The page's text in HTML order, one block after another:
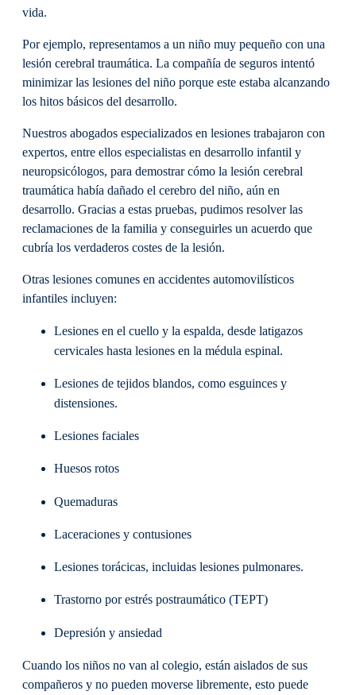
vida.
Por ejemplo, representamos a un niño muy pequeño con una
lesión cerebral traumática. La compañía de seguros intentó
minimizar las lesiones del niño porque este estaba alcanzando
los hitos básicos del desarrollo.
Nuestros abogados especializados en lesiones trabajaron con
expertos, entre ellos especialistas en desarrollo infantil y
neuropsicólogos, para demostrar cómo la lesión cerebral
traumática había dañado el cerebro del niño, aún en
desarrollo. Gracias a estas pruebas, pudimos resolver las
reclamaciones de la familia y conseguirles un acuerdo que
cubría los verdaderos costes de la lesión.
Otras lesiones comunes en accidentes automovilísticos
infantiles incluyen:
Lesiones en el cuello y la espalda, desde latigazos
cervicales hasta lesiones en la médula espinal.
Lesiones de tejidos blandos, como esguinces y
distensiones.
Lesiones faciales
Huesos rotos
Quemaduras
Laceraciones y contusiones
Lesiones torácicas, incluidas lesiones pulmonares.
Trastorno por estrés postraumático (TEPT)
Depresión y ansiedad
Cuando los niños no van al colegio, están aislados de sus
compañeros y no pueden moverse libremente, esto puede